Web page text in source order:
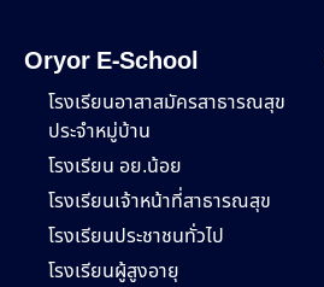
Oryor E-School
โรงเรียนอาสาสมัครสาธารณสุข
ประจำหมู่บ้าน
โรงเรียน อย.น้อย
โรงเรียนเจ้าหน้าที่สาธารณสุข
โรงเรียนประชาชนทั่วไป
โรงเรียนผู้สูงอายุ